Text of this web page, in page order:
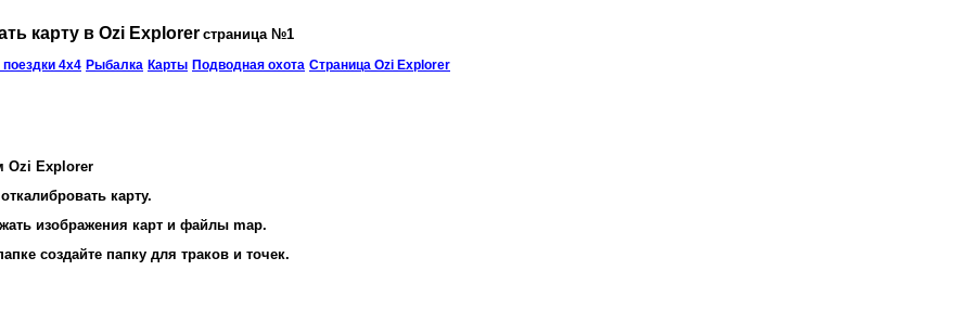
4х4 Рыбалка Карты Подводная охота Страница Ozi Explorer
карту в Ozi Explorer страница №1
Ozi Explorer
карту.
изображения карт и файлы map.
создайте папку для траков и точек.